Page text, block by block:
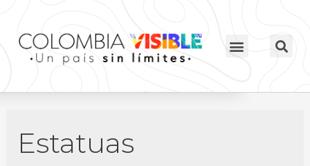
Estatuas